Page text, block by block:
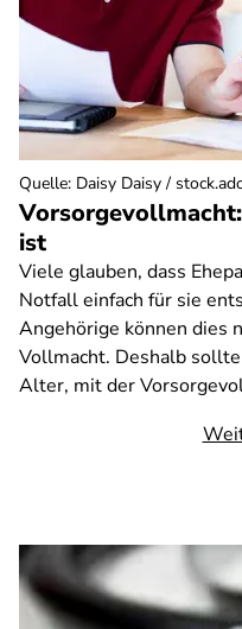
ist
Viele glauben, dass
Notfall einfach für sie
Angehörige können dies
Vollmacht. Deshalb
Alter, mit der
Quelle: Daisy Daisy /